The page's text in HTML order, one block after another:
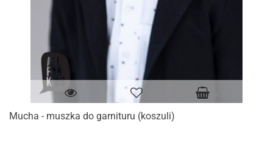
Mucha - muszka do garnituru (koszuli)